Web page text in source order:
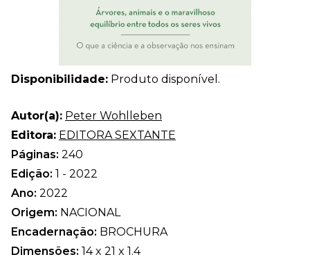
Disponibilidade: Produto disponível.
Autor(a): Peter Wohlleben
Editora: EDITORA SEXTANTE
Páginas: 240
Edição: 1 - 2022
Ano: 2022
Origem: NACIONAL
Encadernação: BROCHURA
Dimensões: 14 x 21 x 1.4